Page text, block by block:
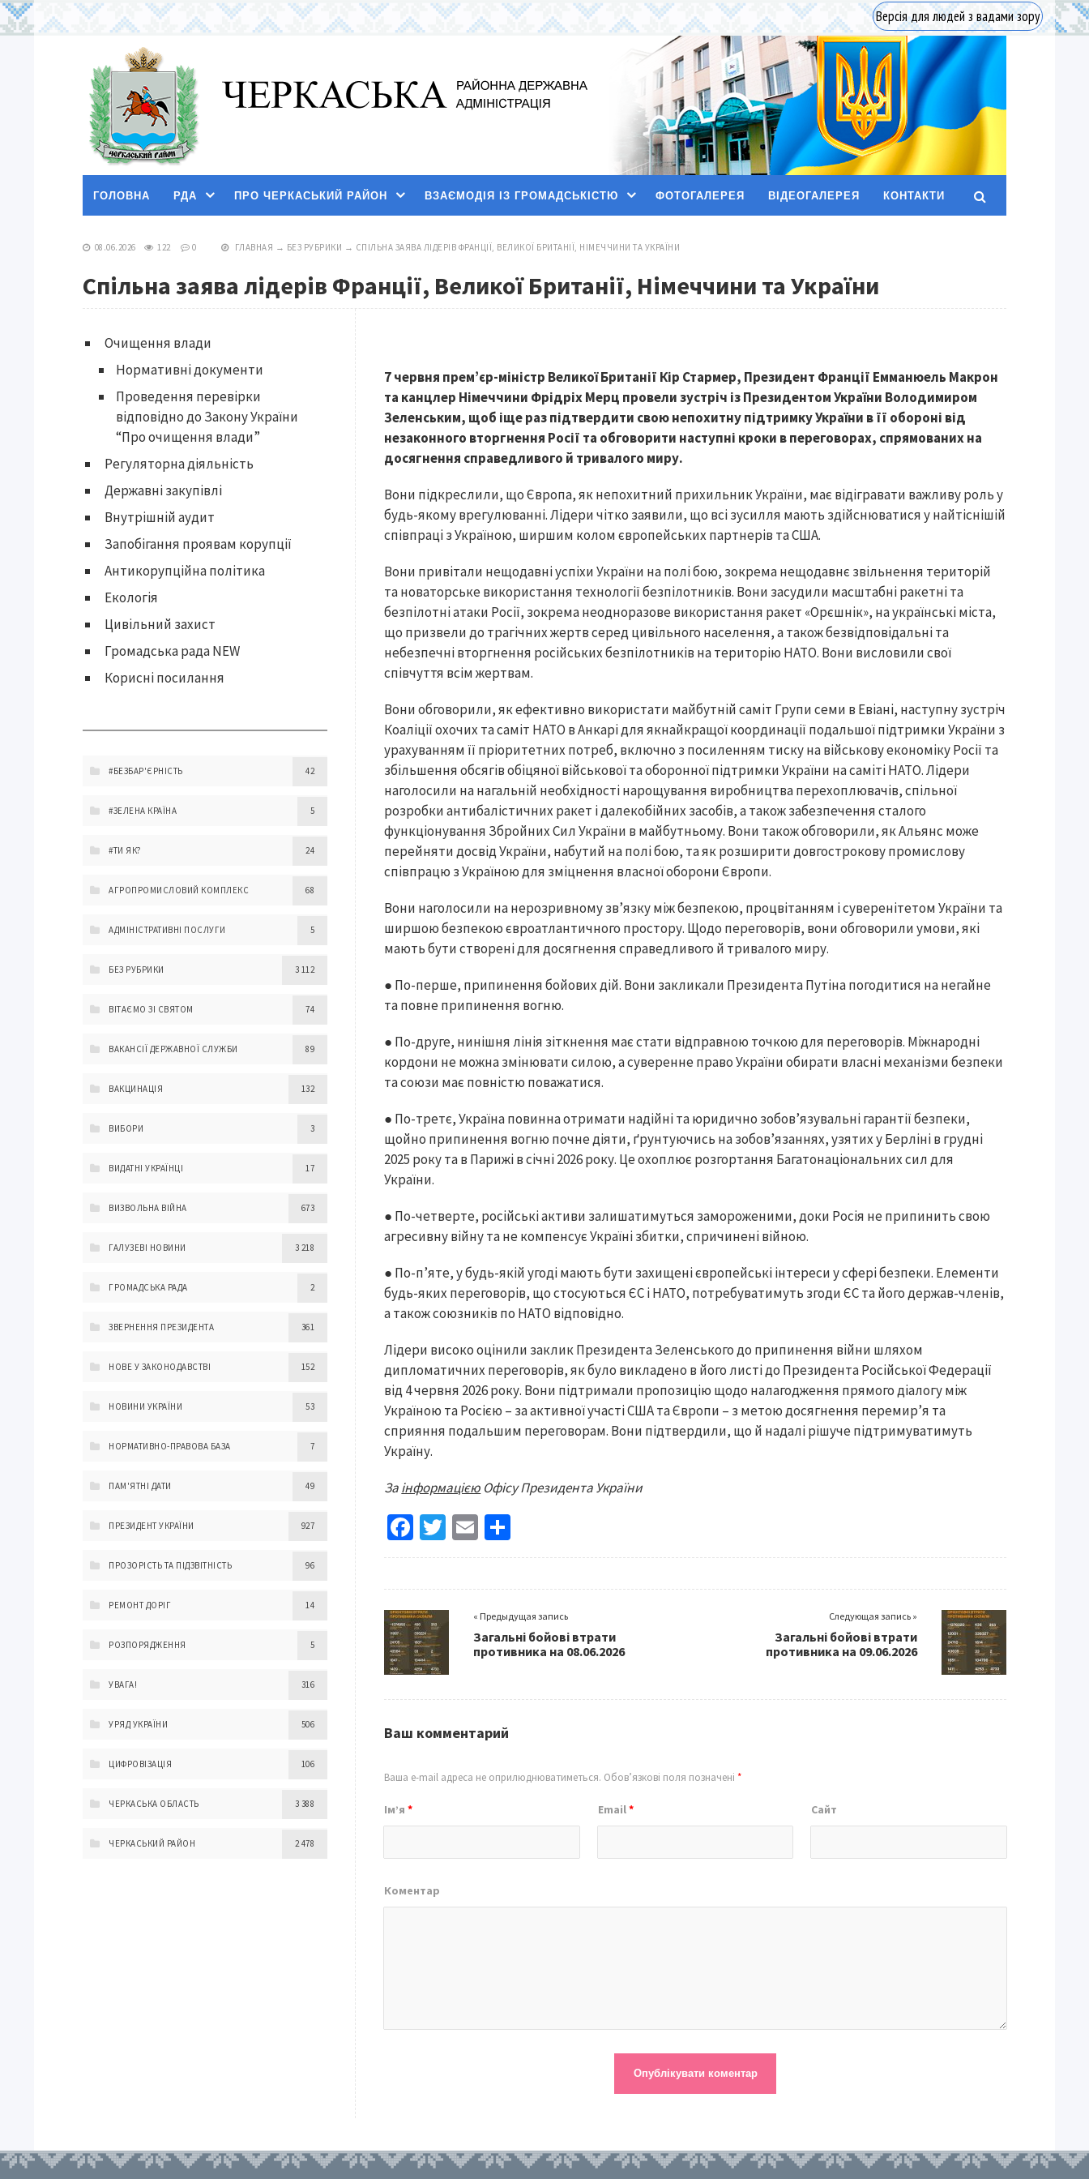
Версія для людей з вадами зору
ГОЛОВНА РДА ПРО ЧЕРКАСЬКИЙ РАЙОН ВЗАЄМОДІЯ ІЗ ГРОМАДСЬКІСТЮ ФОТОГАЛЕРЕЯ ВІДЕОГАЛЕРЕЯ КОНТАКТИ
08.06.2026 122 0 ГЛАВНАЯ → БЕЗ РУБРИКИ → СПІЛЬНА ЗАЯВА ЛІДЕРІВ ФРАНЦІЇ, ВЕЛИКОЇ БРИТАНІЇ, НІМЕЧЧИНИ ТА УКРАЇНИ
Спільна заява лідерів Франції, Великої Британії, Німеччини та України
7 червня прем’єр-міністр Великої Британії Кір Стармер, Президент Франції Емманюель Макрон
та канцлер Німеччини Фрідріх Мерц провели зустріч із Президентом України Володимиром
Зеленським, щоб іще раз підтвердити свою непохитну підтримку України в її обороні від
незаконного вторгнення Росії та обговорити наступні кроки в переговорах, спрямованих на
досягнення справедливого й тривалого миру.
Вони підкреслили, що Європа, як непохитний прихильник України, має відігравати важливу роль у
будь-якому врегулюванні. Лідери чітко заявили, що всі зусилля мають здійснюватися у найтіснішій
співпраці з Україною, ширшим колом європейських партнерів та США.
Вони привітали нещодавні успіхи України на полі бою, зокрема нещодавнє звільнення територій
та новаторське використання технології безпілотників. Вони засудили масштабні ракетні та
безпілотні атаки Росії, зокрема неодноразове використання ракет «Орєшнік», на українські міста,
що призвели до трагічних жертв серед цивільного населення, а також безвідповідальні та
небезпечні вторгнення російських безпілотників на територію НАТО. Вони висловили свої
співчуття всім жертвам.
Вони обговорили, як ефективно використати майбутній саміт Групи семи в Евіані, наступну зустріч
Коаліції охочих та саміт НАТО в Анкарі для якнайкращої координації подальшої підтримки України з
урахуванням її пріоритетних потреб, включно з посиленням тиску на військову економіку Росії та
збільшення обсягів обіцяної військової та оборонної підтримки України на саміті НАТО. Лідери
наголосили на нагальній необхідності нарощування виробництва перехоплювачів, спільної
розробки антибалістичних ракет і далекобійних засобів, а також забезпечення сталого
функціонування Збройних Сил України в майбутньому. Вони також обговорили, як Альянс може
перейняти досвід України, набутий на полі бою, та як розширити довгострокову промислову
співпрацю з Україною для зміцнення власної оборони Європи.
Вони наголосили на нерозривному зв’язку між безпекою, процвітанням і суверенітетом України та
ширшою безпекою євроатлантичного простору. Щодо переговорів, вони обговорили умови, які
мають бути створені для досягнення справедливого й тривалого миру.
● По-перше, припинення бойових дій. Вони закликали Президента Путіна погодитися на негайне
та повне припинення вогню.
● По-друге, нинішня лінія зіткнення має стати відправною точкою для переговорів. Міжнародні
кордони не можна змінювати силою, а суверенне право України обирати власні механізми безпеки
та союзи має повністю поважатися.
● По-третє, Україна повинна отримати надійні та юридично зобов’язувальні гарантії безпеки,
щойно припинення вогню почне діяти, ґрунтуючись на зобов’язаннях, узятих у Берліні в грудні
2025 року та в Парижі в січні 2026 року. Це охоплює розгортання Багатонаціональних сил для
України.
● По-четверте, російські активи залишатимуться замороженими, доки Росія не припинить свою
агресивну війну та не компенсує Україні збитки, спричинені війною.
● По-п’яте, у будь-якій угоді мають бути захищені європейські інтереси у сфері безпеки. Елементи
будь-яких переговорів, що стосуються ЄС і НАТО, потребуватимуть згоди ЄС та його держав-членів,
а також союзників по НАТО відповідно.
Лідери високо оцінили заклик Президента Зеленського до припинення війни шляхом
дипломатичних переговорів, як було викладено в його листі до Президента Російської Федерації
від 4 червня 2026 року. Вони підтримали пропозицію щодо налагодження прямого діалогу між
Україною та Росією – за активної участі США та Європи – з метою досягнення перемир’я та
сприяння подальшим переговорам. Вони підтвердили, що й надалі рішуче підтримуватимуть
Україну.
Заінформацією Офісу Президента України
Fa
ce
o
o
k
T
wi
er
E
m
l
h
« Предыдущая запись
Загальні бойові втрати
противника на 08.06.2026
Следующая запись »
Загальні бойові втрати
противника на 09.06.2026
Ваш комментарий
Ваша e-mail адреса не оприлюднюватиметься. Обов’язкові поля позначені*
Ім’я* Email* Сайт
Коментар
Очищення влади
Нормативні документи
Проведення перевірки
відповідно до Закону України
“Про очищення влади”
Регуляторна діяльність
Державні закупівлі
Внутрішній аудит
Запобігання проявам корупції
Антикорупційна політика
Екологія
Цивільний захист
Громадська рада NEW
Корисні посилання
#БЕЗБАР'ЄРНІСТЬ 42
#ЗЕЛЕНА КРАЇНА 5
#ТИ ЯК? 24
АГРОПРОМИСЛОВИЙ КОМПЛЕКС 68
АДМІНІСТРАТИВНІ ПОСЛУГИ 5
БЕЗ РУБРИКИ 3 112
ВІТАЄМО ЗІ СВЯТОМ 74
ВАКАНСІЇ ДЕРЖАВНОЇ СЛУЖБИ 89
ВАКЦИНАЦІЯ 132
ВИБОРИ 3
ВИДАТНІ УКРАЇНЦІ 17
ВИЗВОЛЬНА ВІЙНА 673
ГАЛУЗЕВІ НОВИНИ 3 218
ГРОМАДСЬКА РАДА 2
ЗВЕРНЕННЯ ПРЕЗИДЕНТА 361
НОВЕ У ЗАКОНОДАВСТВІ 152
НОВИНИ УКРАЇНИ 53
НОРМАТИВНО-ПРАВОВА БАЗА 7
ПАМ'ЯТНІ ДАТИ 49
ПРЕЗИДЕНТ УКРАЇНИ 927
ПРОЗОРІСТЬ ТА ПІДЗВІТНІСТЬ 96
РЕМОНТ ДОРІГ 14
РОЗПОРЯДЖЕННЯ 5
УВАГА! 316
УРЯД УКРАЇНИ 506
ЦИФРОВІЗАЦІЯ 106
ЧЕРКАСЬКА ОБЛАСТЬ 3 388
ЧЕРКАСЬКИЙ РАЙОН 2 478